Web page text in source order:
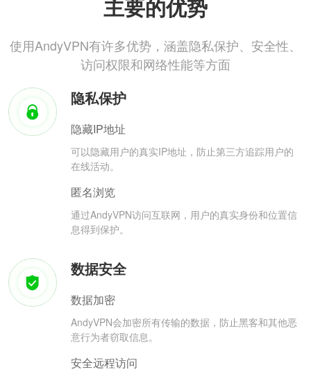
主要的优势
使用AndyVPN有许多优势，涵盖隐私保护、安全性、
访问权限和网络性能等方面
隐私保护
隐藏IP地址
可以隐藏用户的真实IP地址，防止第三方追踪用户的
在线活动。
匿名浏览
通过AndyVPN访问互联网，用户的真实身份和位置信
息得到保护。
数据安全
数据加密
AndyVPN会加密所有传输的数据，防止黑客和其他恶
意行为者窃取信息。
安全远程访问